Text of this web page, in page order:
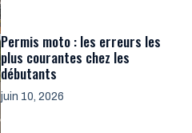
Permis moto : les erreurs les
plus courantes chez les
débutants
juin 10, 2026